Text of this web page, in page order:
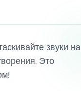
звуки на
Это